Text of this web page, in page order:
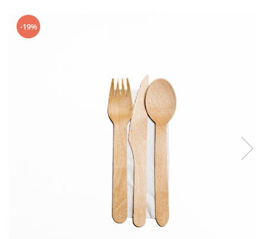
Intretinere masina de spalat
Insecticide si Capcane
-19%